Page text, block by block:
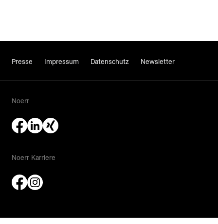
Presse Impressum Datenschutz Newsletter
Noerr
Noerr Karriere